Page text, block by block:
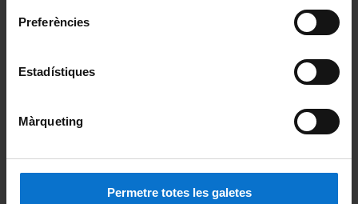
Preferències
Estadístiques
Màrqueting
Permetre totes les galetes
Cirurgia i Especialitats Medicoquirúrgiques
Odontoestomatologia
Patologia i Terapèutica Experimental